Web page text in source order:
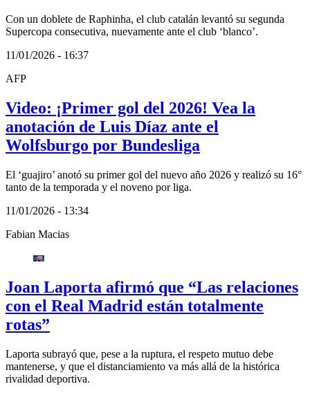
Con un doblete de Raphinha, el club catalán levantó su segunda
Supercopa consecutiva, nuevamente ante el club ‘blanco’.
11/01/2026 - 16:37
AFP
Video: ¡Primer gol del 2026! Vea la
anotación de Luis Díaz ante el
Wolfsburgo por Bundesliga
El ‘guajiro’ anotó su primer gol del nuevo año 2026 y realizó su 16°
tanto de la temporada y el noveno por liga.
11/01/2026 - 13:34
Fabian Macias
Joan Laporta afirmó que “Las relaciones
con el Real Madrid están totalmente
rotas”
Laporta subrayó que, pese a la ruptura, el respeto mutuo debe
mantenerse, y que el distanciamiento va más allá de la histórica
rivalidad deportiva.